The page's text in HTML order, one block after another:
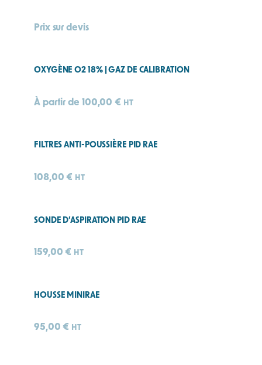
Prix sur devis
OXYGÈNE O2 18% | GAZ DE CALIBRATION
À partir de 100,00 € HT
FILTRES ANTI-POUSSIÈRE PID RAE
108,00 € HT
SONDE D’ASPIRATION PID RAE
159,00 € HT
HOUSSE MINIRAE
95,00 € HT